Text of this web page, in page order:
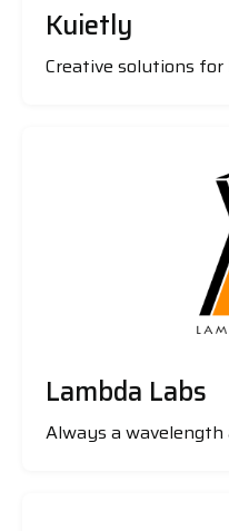
Kuietly
Creative solutions
Lambda Labs
Always a wavelength